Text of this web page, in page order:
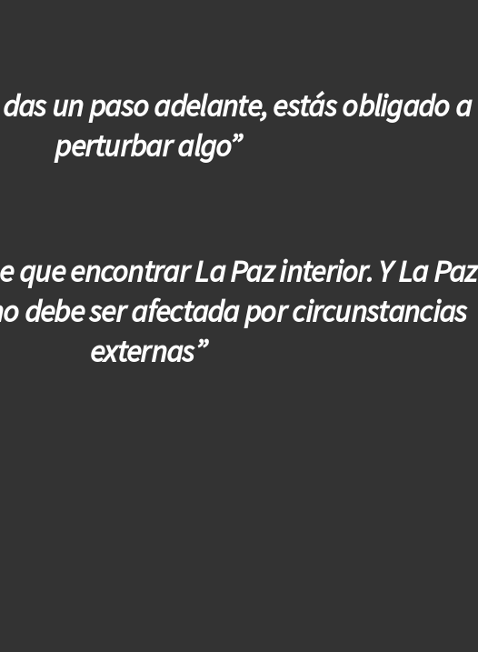
das un paso adelante, estás obligado a
perturbar algo”
que encontrar La Paz interior. Y La Paz
debe ser afectada por circunstancias
externas”